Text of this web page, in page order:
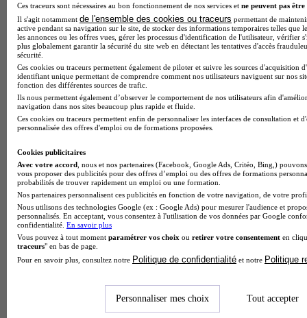
Note de 1 sur 5
Ces traceurs sont nécessaires au bon fonctionnement de nos services et ne peuvent pas être
Il s'agit notamment de l'ensemble des cookies ou traceurs permettant de
active pendant sa navigation sur le site, de stocker des informations temporaires telles que
les annonces ou les offres vues, gérer les processus d'identification de l'utilisateur, vérifier
plus globalement garantir la sécurité du site web en détectant les tentatives d'accès
sécurité.
Ces cookies ou traceurs permettent également de piloter et suivre les sources d'acquisition
identifiant unique permettant de comprendre comment nos utilisateurs naviguent sur nos
fonction des différentes sources de trafic.
Ils nous permettent également d’observer le comportement de nos utilisateurs afin
navigation dans nos sites beaucoup plus rapide et fluide.
Ces cookies ou traceurs permettent enfin de personnaliser les interfaces de consultation et
personnalisée des offres d'emploi ou de formations proposées.
Cookies publicitaires
Avec votre accord , nous et nos partenaires (Facebook, Google Ads, Critéo, Bing,)
vous proposer des publicités pour des offres d’emploi ou des offres de formations
probabilités de trouver rapidement un emploi ou une formation.
Nos partenaires personnalisent ces publicités en fonction de votre navigation, de votre
Nous utilisons des technologies Google (ex : Google Ads) pour mesurer l'audience et
personnalisés. En acceptant, vous consentez à l'utilisation de vos données par Google
confidentialité. En savoir plus
Vous pouvez à tout moment paramétrer vos choix ou retirer votre consentement en
traceurs" en bas de page.
Pour en savoir plus, consultez notre Politique de confidentialité et notre Politique
Personnaliser mes choix Tout accepter